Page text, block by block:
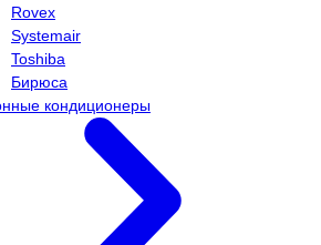
Rovex
Systemair
Toshiba
Бирюса
кондиционеры